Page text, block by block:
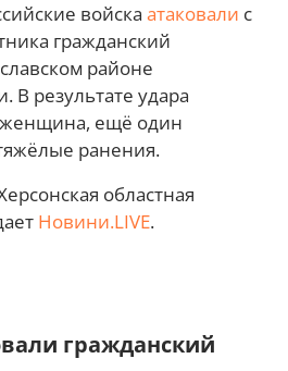
войска атаковали с
гражданский
районе
В результате удара
женщина, ещё один
ранения.
областная
Новини.LIVE.
гражданский